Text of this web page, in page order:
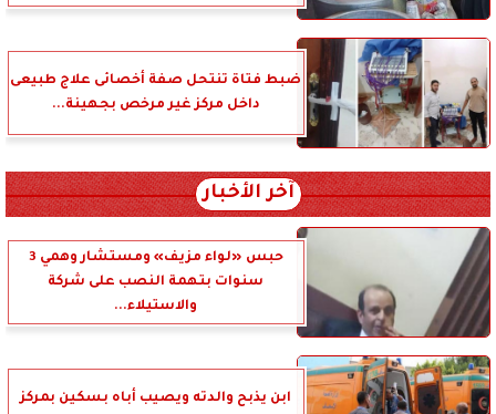
ضبط فتاة تنتحل صفة أخصائى علاج طبيعى
داخل مركز غير مرخص بجهينة...
آخر الأخبار
حبس «لواء مزيف» ومستشار وهمي 3
سنوات بتهمة النصب على شركة
والاستيلاء...
ابن يذبح والدته ويصيب أباه بسكين بمركز